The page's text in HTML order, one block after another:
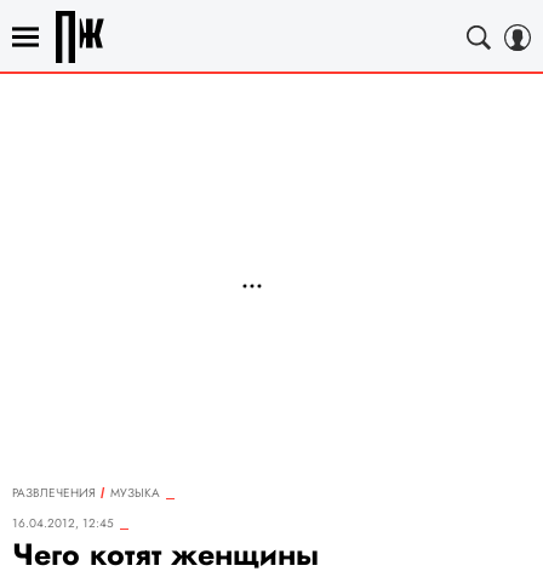
РАЗВЛЕЧЕНИЯ
MУЗЫКА
16.04.2012, 12:45
Чего котят женщины